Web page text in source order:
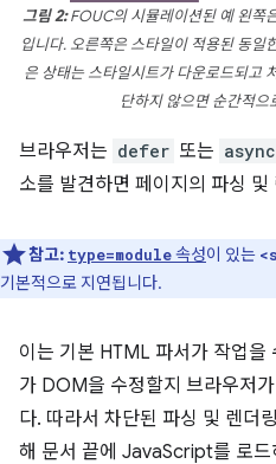
그림 2:FOUC의 시뮬레이션된 예 왼쪽
입니다. 오른쪽은 스타일이 적용된 동일
은 상태는 스타일시트가 다운로드되고
단하지 않으면 순간적으
브라우저는 defer 또는 async
소를 발견하면 페이지의 파싱
참고: type=module속성이 있는
기본적으로 지연됩니다.
이는 기본 HTML 파서가 작업을
가 DOM을 수정할지 브라우저
다. 따라서 차단된 파싱 및 렌더
해 문서 끝에 JavaScript를 로